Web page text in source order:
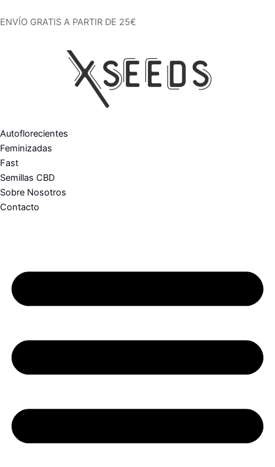
al
ENVÍO GRATIS A PARTIR DE 25€
Autoflorecientes
Feminizadas
Fast
Semillas CBD
Sobre Nosotros
Contacto